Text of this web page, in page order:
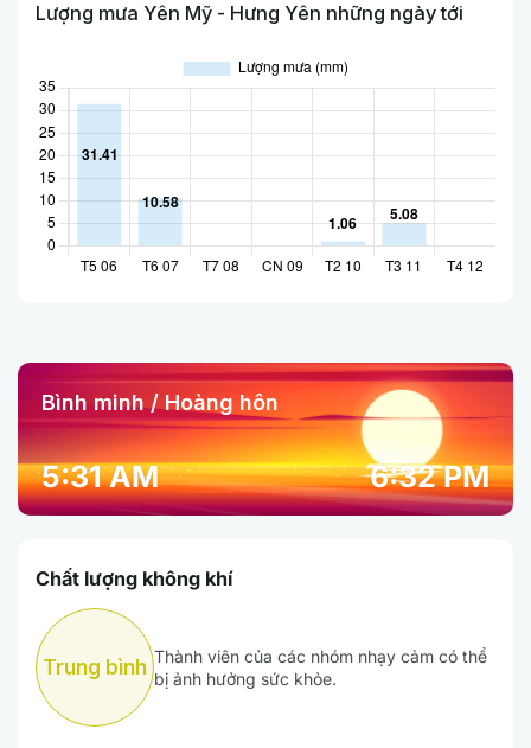
Lượng mưa Yên Mỹ - Hưng Yên những ngày tới
Bình minh / Hoàng hôn
5:31 AM 6:32 PM
Chất lượng không khí
Trung bình Thành viên của các nhóm nhạy cảm có thể
bị ảnh hưởng sức khỏe.